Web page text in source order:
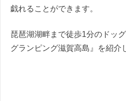
戯れることができます。
琵琶湖湖畔まで徒歩1分のドッ
グランピング滋賀高島』を紹介